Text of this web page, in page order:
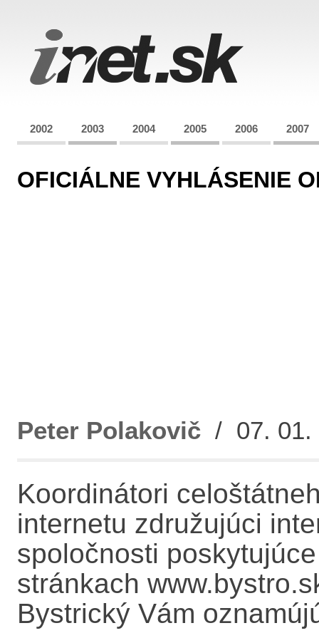
2002 2003 2004 2005 2006 2007
OFICIÁLNE VYHLÁSENIE
Peter Polakovič / 07. 01.
Koordinátori
internetu združujúci
spoločnosti
stránkach
Bystrický Vám